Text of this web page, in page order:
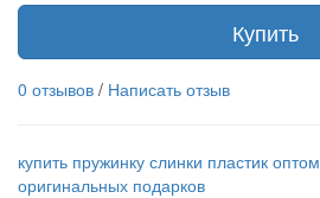
Купить
0 отзывов / Написать отзыв
купить пружинку слинки пластик оптом
оригинальных подарков